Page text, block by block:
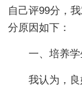
自己评99分，
分原因如下：
一、培养学
我认为，